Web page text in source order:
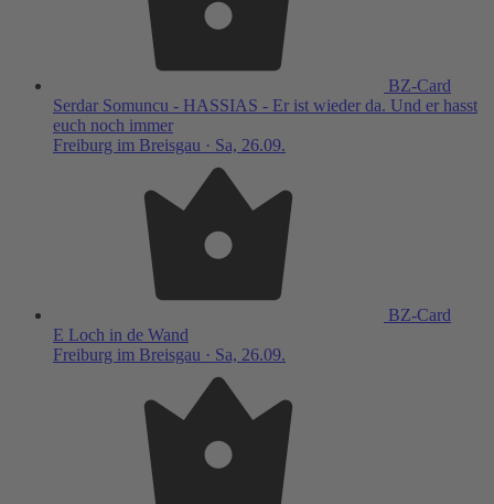
BZ-Card
Serdar Somuncu - HASSIAS - Er ist wieder da. Und er hasst
euch noch immer
Freiburg im Breisgau · Sa, 26.09.
BZ-Card
E Loch in de Wand
Freiburg im Breisgau · Sa, 26.09.